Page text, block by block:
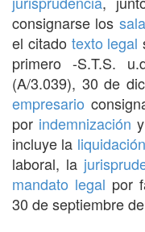
consignarse los
el citado texto legal
primero -S.T.S.
(A/3.039), 30 de
empresario
por indemnización
incluye la liquidación
laboral, la
mandato legal por
30 de septiembre